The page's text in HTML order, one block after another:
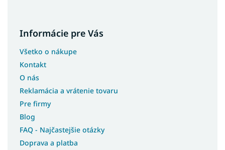
Moderné postele s úložným priestorom
Rohové postele s úložným priestorom
Postele bez čela
Postele bez matracov
Informácie pre Vás
Všetko o nákupe
Kontakt
O nás
Reklamácia a vrátenie tovaru
Pre firmy
Blog
FAQ - Najčastejšie otázky
Doprava a platba